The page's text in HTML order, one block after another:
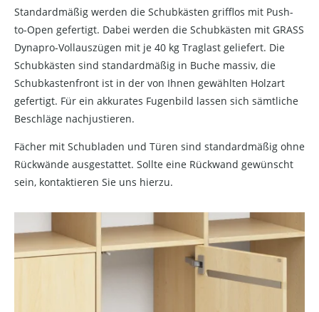
Standardmäßig werden die Schubkästen grifflos mit Push-
to-Open gefertigt. Dabei werden die Schubkästen mit GRASS
Dynapro-Vollauszügen mit je 40 kg Traglast geliefert. Die
Schubkästen sind standardmäßig in Buche massiv, die
Schubkastenfront ist in der von Ihnen gewählten Holzart
gefertigt. Für ein akkurates Fugenbild lassen sich sämtliche
Beschläge nachjustieren.
Fächer mit Schubladen und Türen sind standardmäßig ohne
Rückwände ausgestattet. Sollte eine Rückwand gewünscht
sein, kontaktieren Sie uns hierzu.